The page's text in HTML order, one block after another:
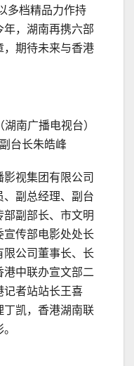
多档精品力作持
，湖南再携六部
，期待未来与香港
南广播电视台）
台长朱皓峰
视集团有限公司
、副总经理、副台
部副部长、市文明
宣传部电影处处长
限公司董事长、长
中联办宣文部二
记者站站长王喜
丁凯，香港湖南联